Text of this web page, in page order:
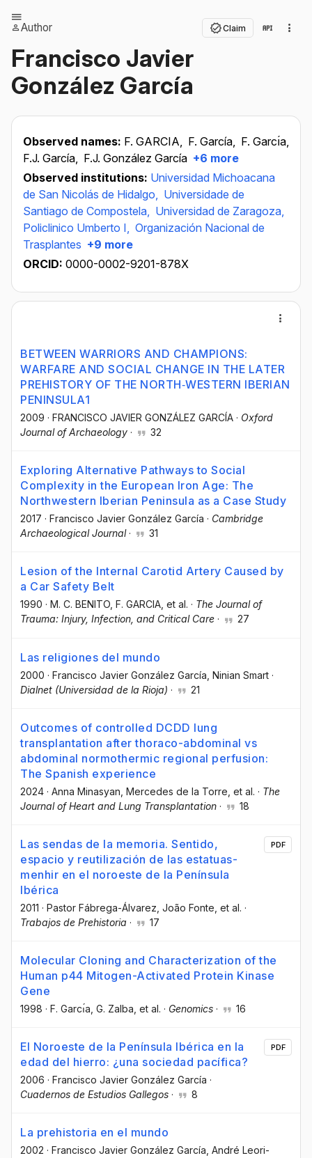
Author Claim
Francisco Javier
González García
Observed names: F. GARCIA, F. García, F. Garcı́a,
F.J. García, F.J. González García +6 more
Observed institutions: Universidad Michoacana
de San Nicolás de Hidalgo, Universidade de
Santiago de Compostela, Universidad de Zaragoza,
Policlinico Umberto I, Organización Nacional de
Trasplantes +9 more
ORCID: 0000-0002-9201-878X
BETWEEN WARRIORS AND CHAMPIONS:
WARFARE AND SOCIAL CHANGE IN THE LATER
PREHISTORY OF THE NORTH‐WESTERN IBERIAN
PENINSULA1
2009 · FRANCISCO JAVIER GONZÁLEZ GARCÍA · Oxford
Journal of Archaeology · 32
Exploring Alternative Pathways to Social
Complexity in the European Iron Age: The
Northwestern Iberian Peninsula as a Case Study
2017 · Francisco Javier González García · Cambridge
Archaeological Journal· 31
Lesion of the Internal Carotid Artery Caused by
a Car Safety Belt
1990 · M. C. BENITO , F. GARCIA , et al. · The Journal of
Trauma: Injury, Infection, and Critical Care · 27
Las religiones del mundo
2000 · Francisco Javier González García , Ninian Smart ·
Dialnet (Universidad de la Rioja) · 21
Outcomes of controlled DCDD lung
transplantation after thoraco-abdominal vs
abdominal normothermic regional perfusion:
The Spanish experience
2024 · Anna Minasyan , Mercedes de la Torre , et al. · The
Journal of Heart and Lung Transplantation · 18
Las sendas de la memoria. Sentido,
espacio y reutilización de las estatuas-
menhir en el noroeste de la Península
Ibérica
2011 · Pastor Fábrega-Álvarez , João Fonte , et al. ·
Trabajos de Prehistoria · 17
PDF
Molecular Cloning and Characterization of the
Human p44 Mitogen-Activated Protein Kinase
Gene
1998 · F. Garcı́a , G. Zalba , et al. · Genomics · 16
El Noroeste de la Península Ibérica en la
edad del hierro: ¿una sociedad pacífica?
2006 · Francisco Javier González García ·
Cuadernos de Estudios Gallegos · 8
PDF
La prehistoria en el mundo
2002 · Francisco Javier González García , André Leori-